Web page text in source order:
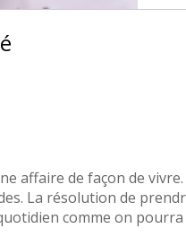
affaire de façon de
La résolution de
comme on